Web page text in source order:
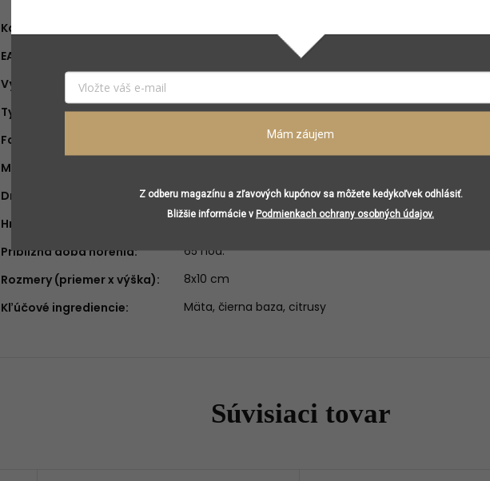
Kategória
EAN
Výrobca
Typ produktu:
Vonné sviečky
Farba
Materiál
Druh vône
Aromatická
Hmotnosť náplne
300 g
Približná doba horenia:
65 hod.
Rozmery (priemer x výška):
8x10 cm
Kľúčové ingrediencie: Mäta, čierna baza, citrusy
Súvisiaci tovar
Mám záujem
Z odberu magazínu a zľavových kupónov sa môžete kedykoľvek odhlásiť.
Bližšie informácie v Podmienkach ochrany osobných údajov.